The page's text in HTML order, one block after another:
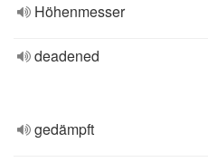
Höhenmesser
deadened
gedämpft